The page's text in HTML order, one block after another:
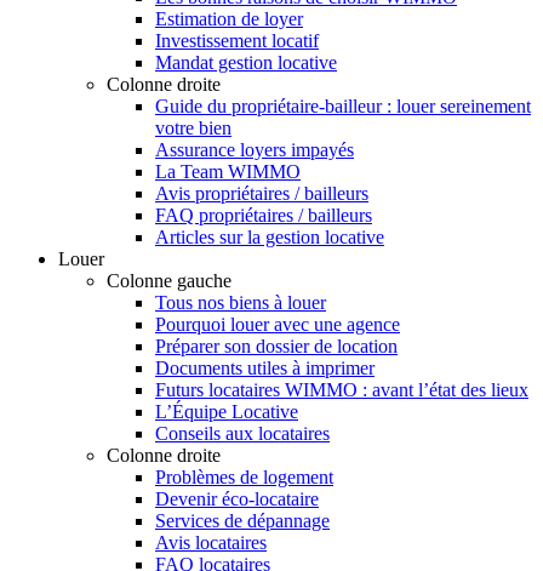
Estimation de loyer
Investissement locatif
Mandat gestion locative
Colonne droite
Guide du propriétaire-bailleur : louer sereinement
votre bien
Assurance loyers impayés
La Team WIMMO
Avis propriétaires / bailleurs
FAQ propriétaires / bailleurs
Articles sur la gestion locative
Louer
Colonne gauche
Tous nos biens à louer
Pourquoi louer avec une agence
Préparer son dossier de location
Documents utiles à imprimer
Futurs locataires WIMMO : avant l’état des lieux
L’Équipe Locative
Conseils aux locataires
Colonne droite
Problèmes de logement
Devenir éco-locataire
Services de dépannage
Avis locataires
FAQ locataires